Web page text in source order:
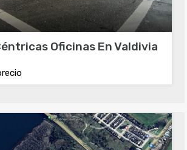
Oficinas En Valdivia